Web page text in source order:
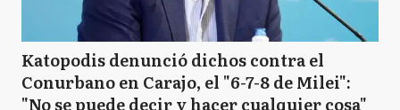
Katopodis denunció dichos contra el
Conurbano en Carajo, el "6-7-8 de Milei":
"No se puede decir y hacer cualquier cosa"